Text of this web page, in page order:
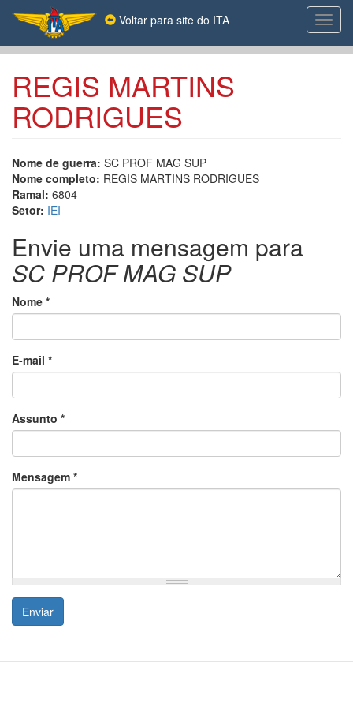
para
conteúdo
Voltar para site do ITA
REGIS MARTINS
RODRIGUES
Nome de guerra: SC PROF MAG SUP
Nome completo: REGIS MARTINS RODRIGUES
Ramal: 6804
Setor: IEI
Envie uma mensagem para
SC PROF MAG SUP
Nome *
E-mail *
Assunto *
Mensagem *
Enviar